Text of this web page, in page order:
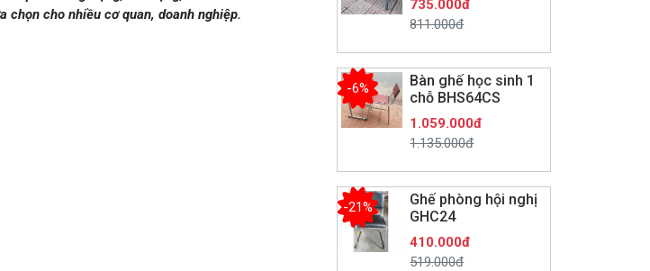
chọn cho nhiều cơ quan, doanh nghiệp.
735.000đ
811.000đ
Bàn ghế học sinh 1
chỗ BHS64CS
-6%
1.059.000đ
1.135.000đ
Ghế phòng hội nghị
GHC24
-21%
410.000đ
519.000đ